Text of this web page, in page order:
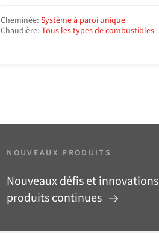
Cheminée: Système à paroi unique
Chaudière: Tous les types de combustibles
NOUVEAUX PRODUITS
Nouveaux défis et innovations
produits continues